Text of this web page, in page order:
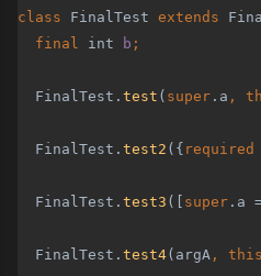
class FinalTest extends
final int b ;
FinalTest. test ( super .a ,
FinalTest. test2 ({ required
FinalTest. test3 ([ super .a
FinalTest. test4(argA , this